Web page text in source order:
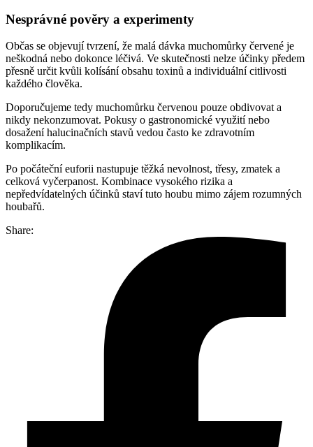
Nesprávné pověry a experimenty
Občas se objevují tvrzení, že malá dávka muchomůrky červené je
neškodná nebo dokonce léčivá. Ve skutečnosti nelze účinky předem
přesně určit kvůli kolísání obsahu toxinů a individuální citlivosti
každého člověka.
Doporučujeme tedy muchomůrku červenou pouze obdivovat a
nikdy nekonzumovat. Pokusy o gastronomické využití nebo
dosažení halucinačních stavů vedou často ke zdravotním
komplikacím.
Po počáteční euforii nastupuje těžká nevolnost, třesy, zmatek a
celková vyčerpanost. Kombinace vysokého rizika a
nepředvídatelných účinků staví tuto houbu mimo zájem rozumných
houbařů.
Share: